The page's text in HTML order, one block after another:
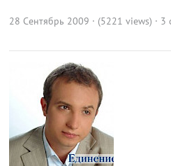
28 Сентябрь 2009 · (5221 views) · 3